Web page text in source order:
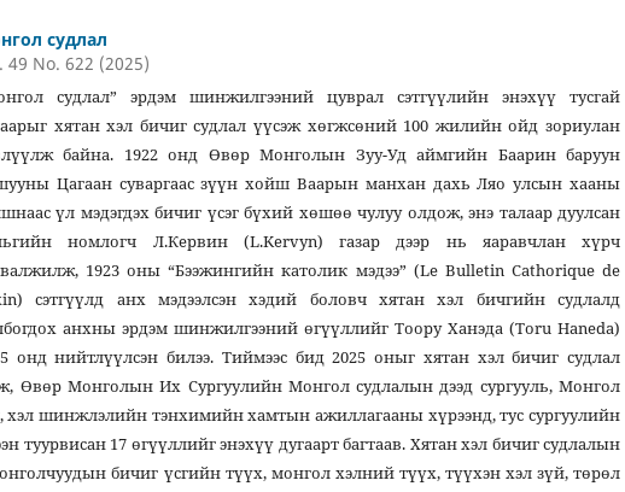
судлал
49 No. 622 (2025)
судлал” эрдэм шинжилгээний цуврал сэтгүүлийн энэхүү тусгай
хятан хэл бичиг судлал үүсэж хөгжсөний 100 жилийн ойд зориулан
байна. 1922 онд Өвөр Монголын Зуу-Уд аймгийн Баарин баруун
Цагаан суваргаас зүүн хойш Ваарын манхан дахь Ляо улсын хааны
үл мэдэгдэх бичиг үсэг бүхий хөшөө чулуу олдож, энэ талаар дуулсан
номлогч Л.Кервин (L.Kervyn) газар дээр нь яаравчлан хүрч
1923 оны “Бээжингийн католик мэдээ” (Le Bulletin Cathorique de
сэтгүүлд анх мэдээлсэн хэдий боловч хятан хэл бичгийн судлалд
анхны эрдэм шинжилгээний өгүүллийг Тоору Ханэда (Toru Haneda)
онд нийтлүүлсэн билээ. Тиймээс бид 2025 оныг хятан хэл бичиг судлал
Өвөр Монголын Их Сургуулийн Монгол судлалын дээд сургууль, Монгол
шинжлэлийн тэнхимийн хамтын ажиллагааны хүрээнд, тус сургуулийн
туурвисан 17 өгүүллийг энэхүү дугаарт багтаав. Хятан хэл бичиг судлалын
бичиг үсгийн түүх, монгол хэлний түүх, түүхэн хэл зүй, төрөл